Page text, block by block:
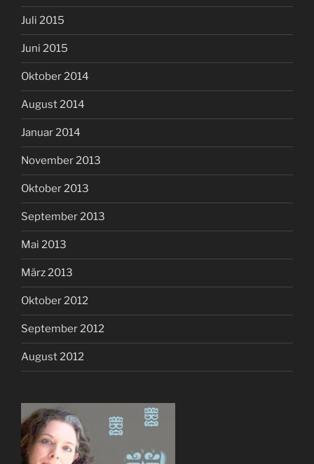
Juli 2015
Juni 2015
Oktober 2014
August 2014
Januar 2014
November 2013
Oktober 2013
September 2013
Mai 2013
März 2013
Oktober 2012
September 2012
August 2012